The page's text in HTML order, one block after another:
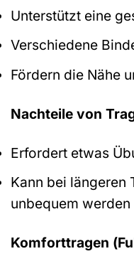
Unterstützt eine
Verschiedene
Fördern die Nähe
Nachteile von
Erfordert etwas
Kann bei längeren
unbequem werden
Komforttragen